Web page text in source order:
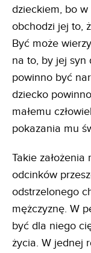
dzieckiem, bo
obchodzi jej to,
Być może
na to, by jej syn
powinno być
dziecko
małemu
pokazania mu
Takie założenia
odcinków
odstrzelonego
mężczyznę. W
być dla niego
życia. W jednej